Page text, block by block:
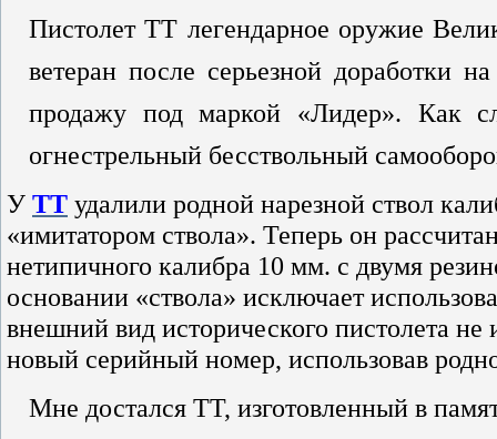
Пистолет ТТ легендарное оружие
ветеран после серьезной доработки
продажу под маркой «Лидер». Как
огнестрельный бесствольный
У ТТ удалили родной нарезной ствол
«имитатором ствола». Теперь он
нетипичного калибра 10 мм. с двумя
основании «ствола» исключает
внешний вид исторического пистолета
новый серийный номер, использовав
Мне достался ТТ, изготовленный в